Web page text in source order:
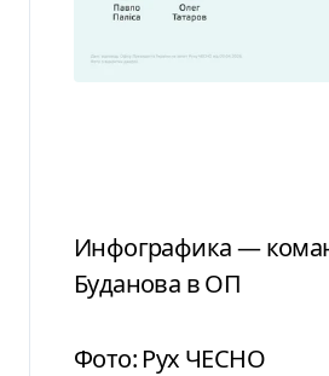
Инфографика — команда Кирилла
Буданова в ОП
Фото: Рух ЧЕСНО